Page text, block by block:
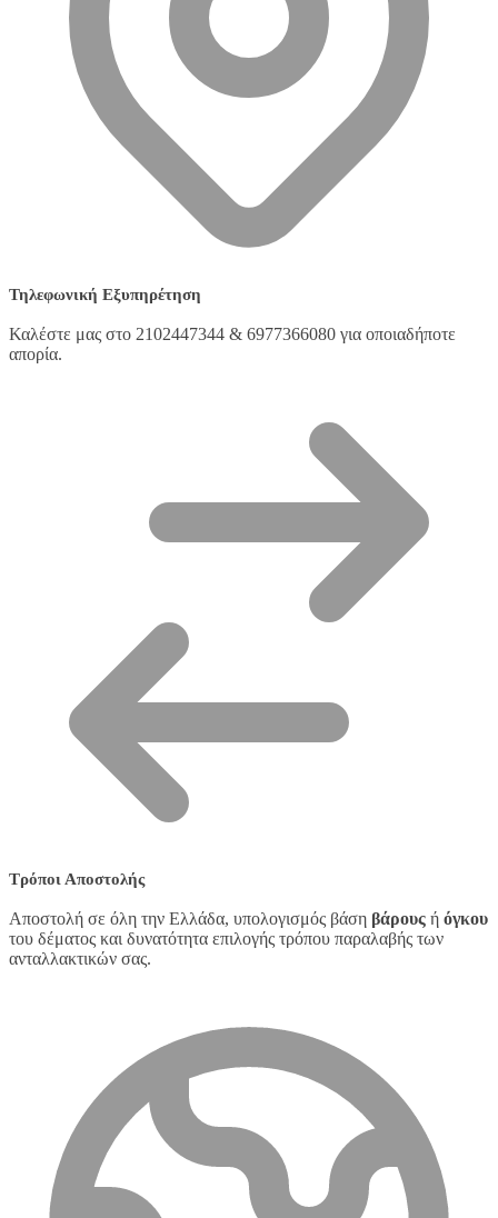
Τηλεφωνική Εξυπηρέτηση
Καλέστε μας στο 2102447344 & 6977366080 για οποιαδήποτε
απορία.
Τρόποι Αποστολής
Αποστολή σε όλη την Ελλάδα, υπολογισμός βάση βάρους ή όγκου
του δέματος και δυνατότητα επιλογής τρόπου παραλαβής των
ανταλλακτικών σας.